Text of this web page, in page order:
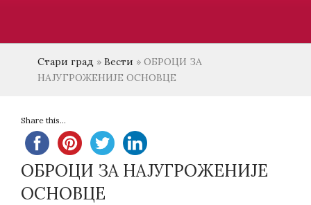
Стари град » Вести » ОБРОЦИ ЗА
НАЈУГРОЖЕНИЈЕ ОСНОВЦЕ
Share this...
ОБРОЦИ ЗА НАЈУГРОЖЕНИЈЕ
ОСНОВЦЕ